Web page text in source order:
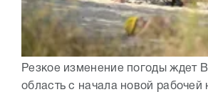
Резкое изменение погоды ждет
область с начала новой рабочей